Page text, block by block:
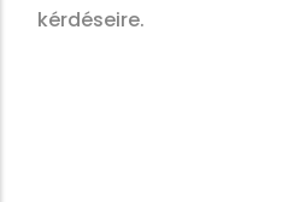
kérdéseire.